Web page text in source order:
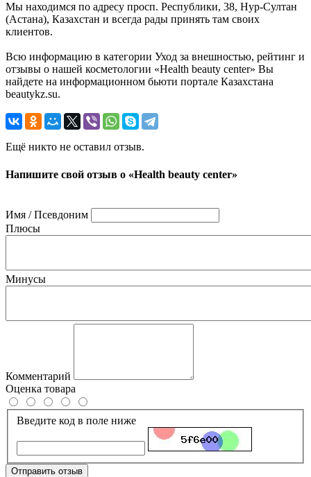
Мы находимся по адресу просп. Республики, 38, Нур-Султан
(Астана), Казахстан и всегда рады принять там своих
клиентов.
Всю информацию в категории Уход за внешностью, рейтинг и
отзывы о нашей косметологии «Health beauty center» Вы
найдете на информационном бьюти портале Казахстана
beautykz.su.
Ещё никто не оставил отзыв.
Напишите свой отзыв о «Health beauty center»
Имя / Псевдоним
Плюсы
Минусы
Комментарий
Оценка товара
Введите код в поле ниже
Отправить отзыв